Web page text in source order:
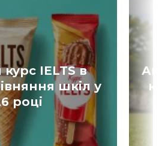
IELTS в
шкіл у
році